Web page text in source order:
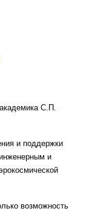
С.П.
и поддержки
и
возможность